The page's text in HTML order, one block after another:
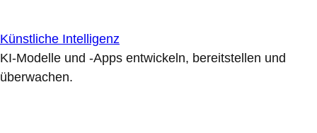
Künstliche Intelligenz
KI-Modelle und -Apps entwickeln, bereitstellen und
überwachen.